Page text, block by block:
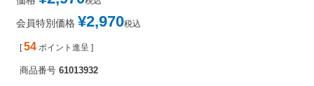
会員特別価格 ¥2,970税込
[ 54 ポイント進呈 ]
商品番号 61013932